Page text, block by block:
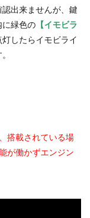
出来ませんが、鍵
に緑色の 【イモビラ
灯したらイモビライ
搭載されている場
が働かずエンジン